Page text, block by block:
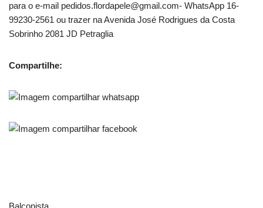
para o e-mail pedidos.flordapele@gmail.com- WhatsApp 16-
99230-2561 ou trazer na Avenida José Rodrigues da Costa
Sobrinho 2081 JD Petraglia
Compartilhe: